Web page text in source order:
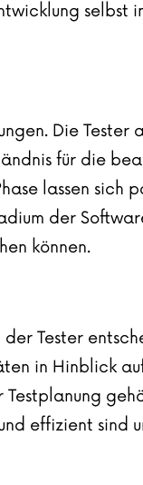
Die
für die
lassen sich
der
können.
Tester
in Hinblick
effizient